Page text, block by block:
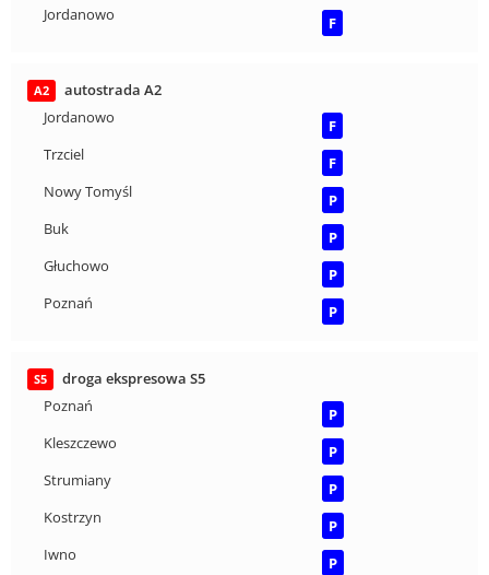
Jordanowo F
A2
autostrada A2
Jordanowo
F
Trzciel
F
Nowy Tomyśl
P
Buk
P
Głuchowo
P
Poznań
P
S5
droga ekspresowa S5
Poznań
P
Kleszczewo
P
Strumiany
P
Kostrzyn
P
Iwno
P